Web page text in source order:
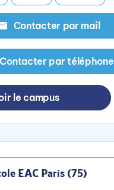
Contacter par mail
Contacter par téléphone
le campus
EAC Paris (75)